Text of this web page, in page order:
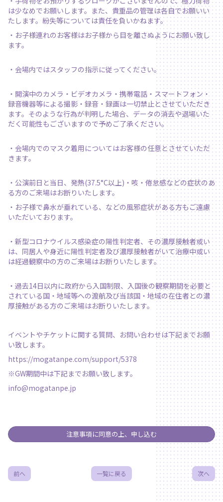
は少なめでお願いします。また、貴重品の管理は各自でお願いい
たします。紛失等については責任を負いかねます。
・お子様連れのお客様はお子様から目を離さぬようにお願い致し
ます。
・会場内ではスタッフの指示に従ってください。
・開演中のカメラ・ビデオカメラ・携帯電話・スマートフォン・
録音機器等による撮影・録音・録画は一切禁止とさせていただき
ます。そのような行為が判明した場合、データの消去や退場いた
だく可能性もございますので予めご了承ください。
・会場内でのマスク着用についてはお客様の任意とさせていただ
きます。
・公演前日と当日、発熱(37.5°C以上)・咳・倦怠感などの症状のあ
る方のご来場はお断りいたします。
・お子様で鼻水が垂れている、などの風邪症状がある方もご遠慮
いただいております。
・新型コロナウイルス感染症の陽性判定者、その濃厚接触者或い
は、同居人や身近に陽性判定者及び濃厚接触者がいて治療中或い
は経過観察中の方のご来場はお断りいたします。
・過去14日以内に政府から入国制限、入国後の観察期間を必要と
されている国・地域等への渡航及び当該国・地域の在住者との濃
厚接触がある方のご来場はお断りいたします。
イベントやチケットに関する質問、お問い合わせは下記までお願
い致します。
https://mogatanpe.com/support/5378
※GW期間中は下記までお願い致します。
info@mogatanpe.jp
注意事項に同意の上、申し込む
前へ 一覧に戻る 次へ